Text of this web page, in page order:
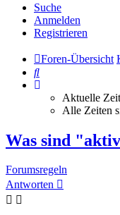
Suche
Anmelden
Registrieren
Foren-Übersicht
Suche
Aktuelle
Alle Zeiten
Was sind
Forumsregeln
Antworten